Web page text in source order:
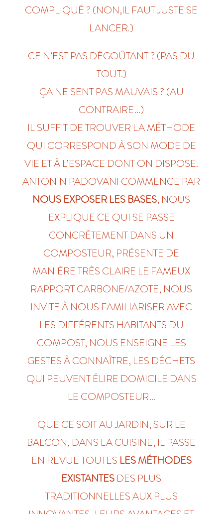
COMPLIQUÉ ? (NON,IL FAUT JUSTE SE
LANCER.)
CE N’EST PAS DÉGOÛTANT ? (PAS DU
TOUT.)
ÇA NE SENT PAS MAUVAIS ? (AU
CONTRAIRE…)
IL SUFFIT DE TROUVER LA MÉTHODE
QUI CORRESPOND À SON MODE DE
VIE ET À L’ESPACE DONT ON DISPOSE.
ANTONIN PADOVANI COMMENCE PAR
NOUS EXPOSER LES BASES, NOUS
EXPLIQUE CE QUI SE PASSE
CONCRÈTEMENT DANS UN
COMPOSTEUR, PRÉSENTE DE
MANIÈRE TRÈS CLAIRE LE FAMEUX
RAPPORT CARBONE/AZOTE, NOUS
INVITE À NOUS FAMILIARISER AVEC
LES DIFFÉRENTS HABITANTS DU
COMPOST, NOUS ENSEIGNE LES
GESTES À CONNAÎTRE, LES DÉCHETS
QUI PEUVENT ÉLIRE DOMICILE DANS
LE COMPOSTEUR…
QUE CE SOIT AU JARDIN, SUR LE
BALCON, DANS LA CUISINE, IL PASSE
EN REVUE TOUTES LES MÉTHODES
EXISTANTES DES PLUS
TRADITIONNELLES AUX PLUS